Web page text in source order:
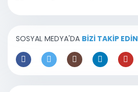
SOSYAL MEDYA'DA BİZİ TAKİP EDİN